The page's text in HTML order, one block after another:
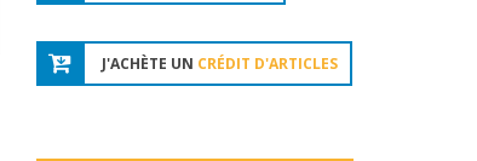
J'ACHÈTE UN CRÉDIT D'ARTICLES